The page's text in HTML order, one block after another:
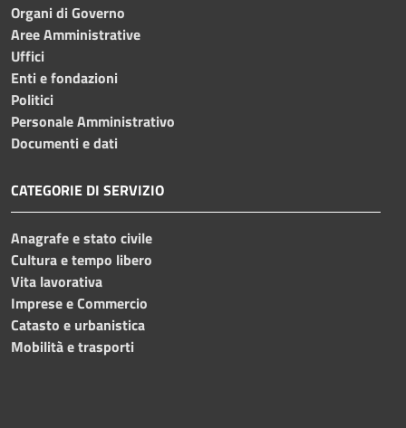
Organi di Governo
Aree Amministrative
Uffici
Enti e fondazioni
Politici
Personale Amministrativo
Documenti e dati
CATEGORIE DI SERVIZIO
Anagrafe e stato civile
Cultura e tempo libero
Vita lavorativa
Imprese e Commercio
Catasto e urbanistica
Mobilità e trasporti